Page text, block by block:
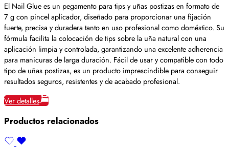
El Nail Glue es un pegamento para tips y uñas postizas en formato de
7 g con pincel aplicador, diseñado para proporcionar una fijación
fuerte, precisa y duradera tanto en uso profesional como doméstico. Su
fórmula facilita la colocación de tips sobre la uña natural con una
aplicación limpia y controlada, garantizando una excelente adherencia
para manicuras de larga duración. Fácil de usar y compatible con todo
tipo de uñas postizas, es un producto imprescindible para conseguir
resultados seguros, resistentes y de acabado profesional.
Ver detalles
Productos relacionados